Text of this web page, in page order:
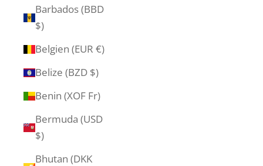
Barbados (BBD
$)
Belgien (EUR €)
Belize (BZD $)
Benin (XOF Fr)
Bermuda (USD
$)
Bhutan (DKK